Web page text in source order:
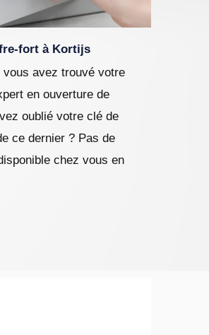
fort à Kortijs
vous avez trouvé votre
en ouverture de
oublié votre clé de
ce dernier ? Pas de
chez vous en